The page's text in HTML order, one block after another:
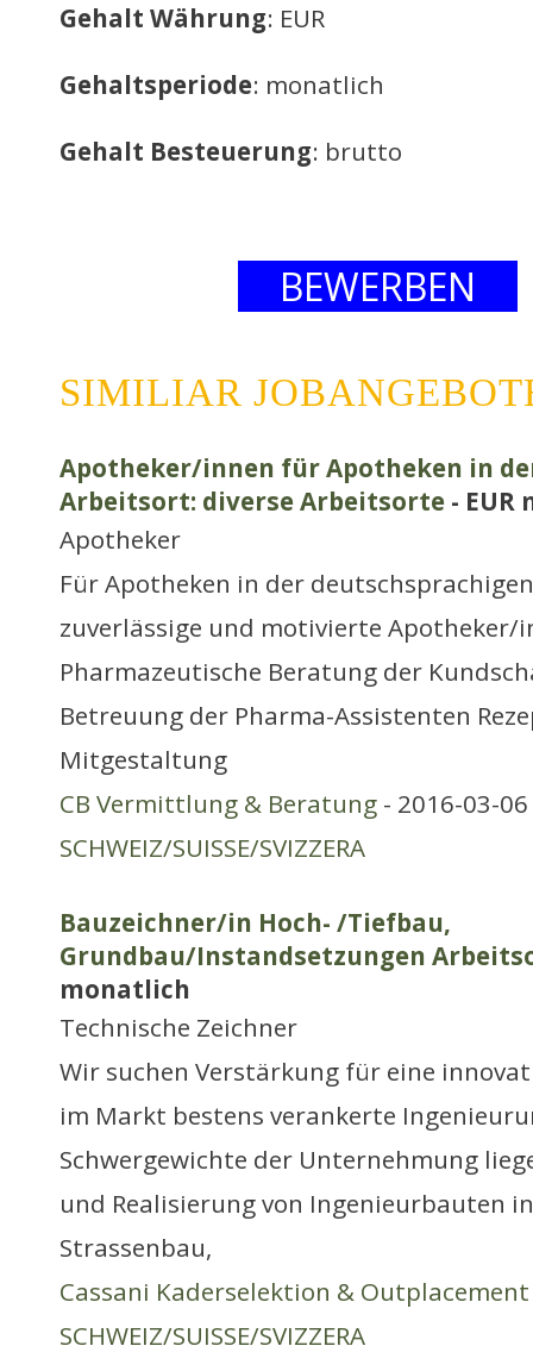
Gehalt Währung: EUR
Gehaltsperiode: monatlich
Gehalt Besteuerung: brutto
BEWERBEN
SIMILIAR
Apotheker/innen für Apotheken in
Arbeitsort: diverse Arbeitsorte -
Apotheker
Für Apotheken in der
zuverlässige und motivierte Apotheker/
Pharmazeutische Beratung der
Betreuung der Pharma-Assistenten
Mitgestaltung
CB Vermittlung & Beratung - 2016-03-
SCHWEIZ/SUISSE/SVIZZERA
Bauzeichner/in Hoch- /Tiefbau,
Grundbau/Instandsetzungen
monatlich
Technische Zeichner
Wir suchen Verstärkung für eine
im Markt bestens verankerte
Schwergewichte der Unternehmung
und Realisierung von Ingenieurbauten
Strassenbau,
Cassani Kaderselektion & Outplacement
SCHWEIZ/SUISSE/SVIZZERA